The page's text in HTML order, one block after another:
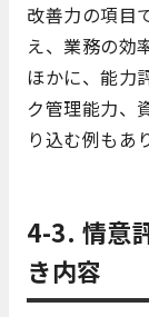
改善力の項目
え、業務の効
ほかに、能力
ク管理能力、
り込む例もあ
4-3. 情意
き内容